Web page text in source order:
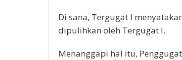
Di sana, Tergugat I
dipulihkan oleh Tergugat I.
Menanggapi hal itu,